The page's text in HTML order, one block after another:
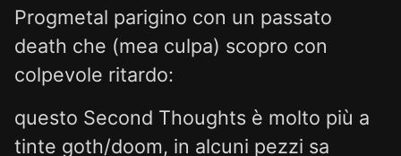
Progmetal parigino con un passato
death che (mea culpa) scopro con
colpevole ritardo:
questo Second Thoughts è molto più a
tinte goth/doom, in alcuni pezzi sa